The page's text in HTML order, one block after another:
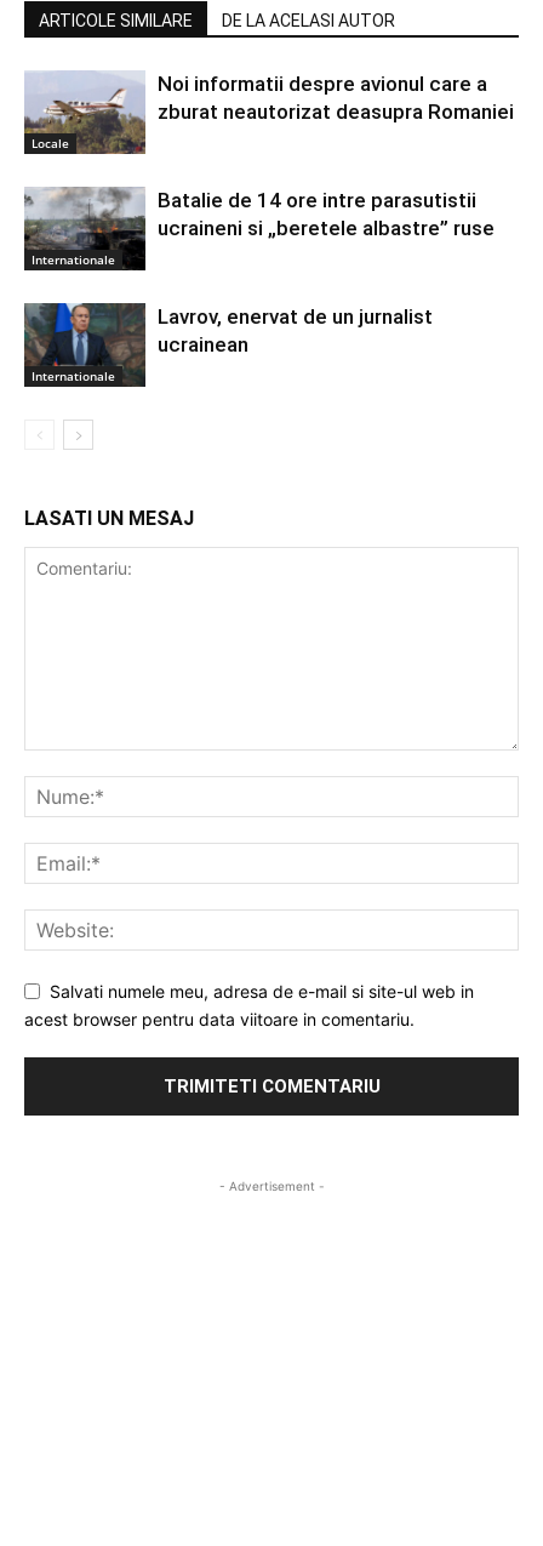
ARTICOLE SIMILARE DE LA ACELASI AUTOR
Locale
Noi informatii despre avionul care a
zburat neautorizat deasupra Romaniei
Internationale
Batalie de 14 ore intre parasutistii
ucraineni si „beretele albastre” ruse
Internationale
Lavrov, enervat de un jurnalist
ucrainean
LASATI UN MESAJ
Salvati numele meu, adresa de e-mail si site-ul web in
acest browser pentru data viitoare in comentariu.
- Advertisement -